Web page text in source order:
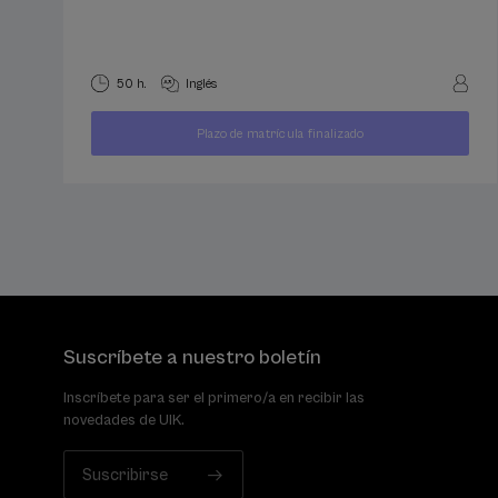
50 h. Inglés
... DESDE400
Últimas
plazas
Gratuito
Fecha
pasada
Plazo de matrícula finalizado
Suscríbete a nuestro boletín
Inscríbete para ser el primero/a en recibir las
novedades de UIK.
Suscribirse